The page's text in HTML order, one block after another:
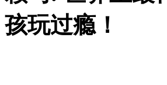
孩玩过瘾！